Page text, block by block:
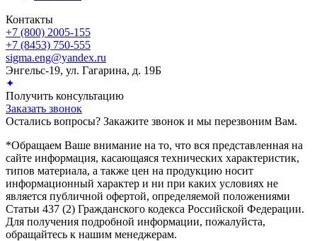
Контакты
+7 (800) 2005-155
+7 (8453) 750-555
sigma.eng@yandex.ru
Энгельс-19, ул. Гагарина, д. 19Б
✦
Получить консультацию
Заказать звонок
Остались вопросы? Закажите звонок и мы перезвоним Вам.
*Обращаем Ваше внимание на то, что вся представленная на
сайте информация, касающаяся технических характеристик,
типов материала, а также цен на продукцию носит
информационный характер и ни при каких условиях не
является публичной офертой, определяемой положениями
Статьи 437 (2) Гражданского кодекса Российской Федерации.
Для получения подробной информации, пожалуйста,
обращайтесь к нашим менеджерам.